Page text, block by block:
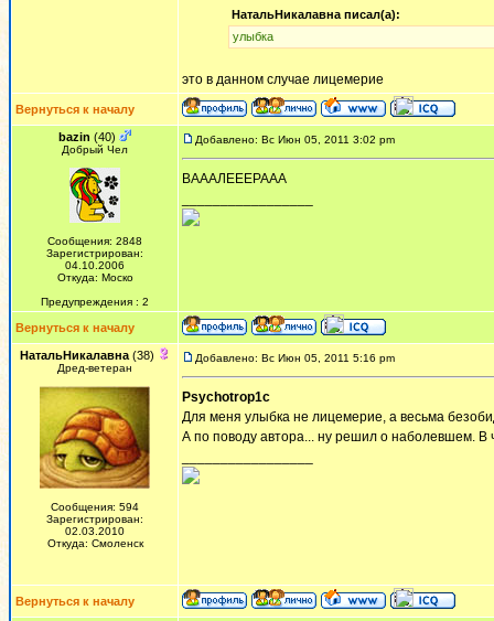
НатальНикалавна писал(а):
улыбка
это в данном случае лицемерие
Вернуться к началу
bazin (40)
Добрый Чел
Сообщения: 2848
Зарегистрирован:
04.10.2006
Откуда: Моско
Предупреждения : 2
Добавлено: Вс Июн 05, 2011 3:02 pm
ВАААЛЕЕЕРААА
Вернуться к началу
НатальНикалавна (38)
Дред-ветеран
Сообщения: 594
Зарегистрирован:
02.03.2010
Откуда: Смоленск
Добавлено: Вс Июн 05, 2011 5:16 pm
Psychotrop1c
Для меня улыбка не лицемерие, а весьма
А по поводу автора... ну решил о наболевшем. В
Вернуться к началу